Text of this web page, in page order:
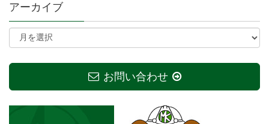
アーカイブ
お問い合わせ